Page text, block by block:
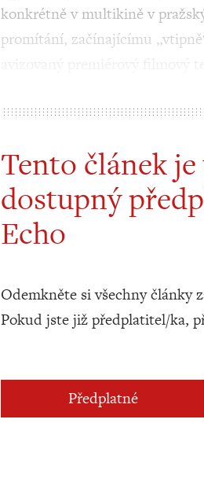
konkrétně v multikině v
promítání, začínajícímu
Tento článek
dostupný
Echo
Odemkněte si všechny články
Pokud jste již předplatitel/ka,
Předplatné